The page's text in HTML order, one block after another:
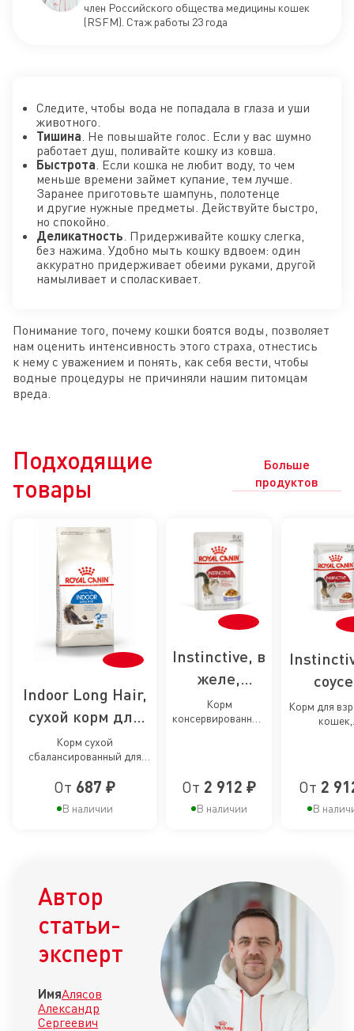
член Российского общества медицины кошек
(RSFM). Стаж работы 23 года
Следите, чтобы вода не попадала в глаза и уши
животного.
Тишина . Не повышайте голос. Если у вас шумно
работает душ, поливайте кошку из ковша.
Быстрота . Если кошка не любит воду, то чем
меньше времени займет купание, тем лучше.
Заранее приготовьте шампунь, полотенце
и другие нужные предметы. Действуйте быстро,
но спокойно.
Деликатность . Придерживайте кошку слегка,
без нажима. Удобно мыть кошку вдвоем: один
аккуратно придерживает обеими руками, другой
намыливает и споласкивает.
Понимание того, почему кошки боятся воды, позволяет
нам оценить интенсивность этого страха, отнестись
к нему с уважением и понять, как себя вести, чтобы
водные процедуры не причиняли нашим питомцам
вреда.
Подходящие
товары
Больше
продуктов
Indoor Long Hair,
сухой корм для
длинношерстных
кошек, живущих
в помещении
Корм сухой
сбалансированный для
длинношерстных кошек,
От 687 ₽
В наличии
Instinctive, в
желе,
влажный
корм для
Корм
консервированный
От 2 912 ₽
В наличии
корм
Корм для
кошек,
От 2
В
Автор
статьи-
эксперт
ИмяАлясов
Александр
Сергеевич